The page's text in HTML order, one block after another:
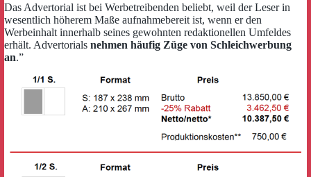
Das Advertorial ist bei Werbetreibenden beliebt, weil der Leser in
wesentlich höherem Maße aufnahmebereit ist, wenn er den
Werbeinhalt innerhalb seines gewohnten redaktionellen Umfeldes
erhält. Advertorials nehmen häufig Züge von Schleichwerbung
an.”